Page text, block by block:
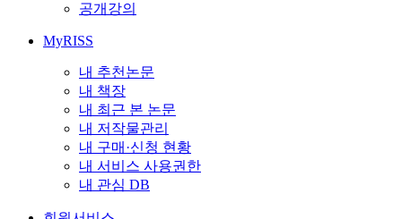
공개강의
MyRISS
내 추천논문
내 책장
내 최근 본 논문
내 저작물관리
내 구매·신청 현황
내 서비스 사용권한
내 관심 DB